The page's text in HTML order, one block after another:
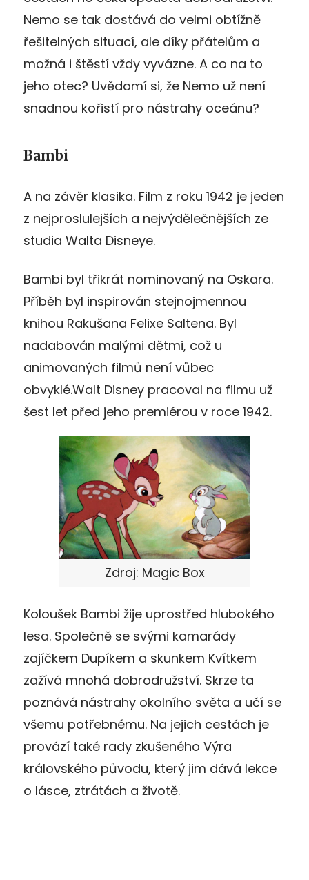
Nemo se tak dostává do velmi obtížně
řešitelných situací, ale díky přátelům a
možná i štěstí vždy vyvázne. A co na to
jeho otec? Uvědomí si, že Nemo už není
snadnou kořistí pro nástrahy oceánu?
Bambi
A na závěr klasika. Film z roku 1942 je jeden
z nejproslulejších a nejvýdělečnějších ze
studia Walta Disneye.
Bambi byl třikrát nominovaný na Oskara.
Příběh byl inspirován stejnojmennou
knihou Rakušana Felixe Saltena. Byl
nadabován malými dětmi, což u
animovaných filmů není vůbec
obvyklé.Walt Disney pracoval na filmu už
šest let před jeho premiérou v roce 1942.
Zdroj: Magic Box
Koloušek Bambi žije uprostřed hlubokého
lesa. Společně se svými kamarády
zajíčkem Dupíkem a skunkem Kvítkem
zažívá mnohá dobrodružství. Skrze ta
poznává nástrahy okolního světa a učí se
všemu potřebnému. Na jejich cestách je
provází také rady zkušeného Výra
královského původu, který jim dává lekce
o lásce, ztrátách a životě.